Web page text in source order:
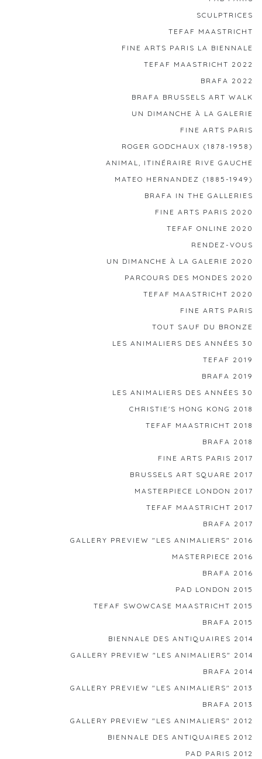
SCULPTRICES
TEFAF MAASTRICHT
FINE ARTS PARIS LA BIENNALE
TEFAF MAASTRICHT 2022
BRAFA 2022
BRAFA BRUSSELS ART WALK
UN DIMANCHE À LA GALERIE
FINE ARTS PARIS
ROGER GODCHAUX (1878-1958)
ANIMAL, ITINÉRAIRE RIVE GAUCHE
MATEO HERNANDEZ (1885-1949)
BRAFA IN THE GALLERIES
FINE ARTS PARIS 2020
TEFAF ONLINE 2020
RENDEZ-VOUS
UN DIMANCHE À LA GALERIE 2020
PARCOURS DES MONDES 2020
TEFAF MAASTRICHT 2020
FINE ARTS PARIS
TOUT SAUF DU BRONZE
LES ANIMALIERS DES ANNÉES 30
TEFAF 2019
BRAFA 2019
LES ANIMALIERS DES ANNÉES 30
CHRISTIE'S HONG KONG 2018
TEFAF MAASTRICHT 2018
BRAFA 2018
FINE ARTS PARIS 2017
BRUSSELS ART SQUARE 2017
MASTERPIECE LONDON 2017
TEFAF MAASTRICHT 2017
BRAFA 2017
GALLERY PREVIEW "LES ANIMALIERS" 2016
MASTERPIECE 2016
BRAFA 2016
PAD LONDON 2015
TEFAF SWOWCASE MAASTRICHT 2015
BRAFA 2015
BIENNALE DES ANTIQUAIRES 2014
GALLERY PREVIEW "LES ANIMALIERS" 2014
BRAFA 2014
GALLERY PREVIEW "LES ANIMALIERS" 2013
BRAFA 2013
GALLERY PREVIEW "LES ANIMALIERS" 2012
BIENNALE DES ANTIQUAIRES 2012
PAD PARIS 2012